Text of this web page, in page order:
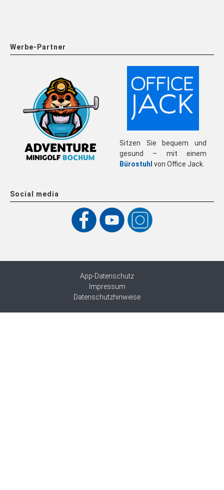
Werbe-Partner
Sitzen Sie bequem und
gesund – mit einem
Bürostuhl von Office Jack.
Social media
App-Datenschutz
Impressum
Datenschutzhinweise